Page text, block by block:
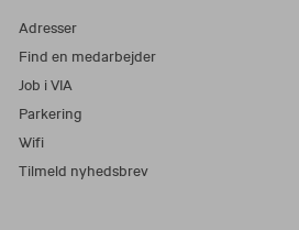
Adresser
Find en medarbejder
Job i VIA
Parkering
Wifi
Tilmeld nyhedsbrev